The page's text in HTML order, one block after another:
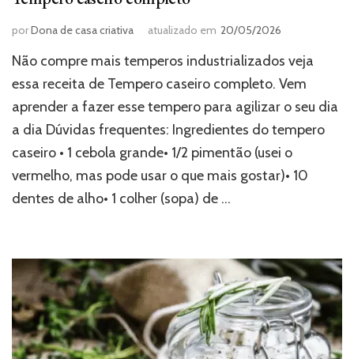
porDona de casa criativa atualizado em 20/05/2026
Não compre mais temperos industrializados veja
essa receita de Tempero caseiro completo. Vem
aprender a fazer esse tempero para agilizar o seu dia
a dia Dúvidas frequentes: Ingredientes do tempero
caseiro • 1 cebola grande• 1/2 pimentão (usei o
vermelho, mas pode usar o que mais gostar)• 10
dentes de alho• 1 colher (sopa) de …